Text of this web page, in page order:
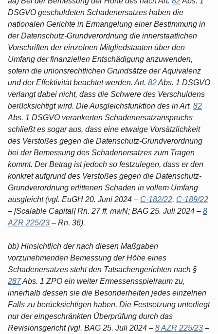
DSGVO geschuldeten Schadenersatzes haben die
nationalen Gerichte in Ermangelung einer Bestimmung in
der Datenschutz-Grundverordnung die innerstaatlichen
Vorschriften der einzelnen Mitgliedstaaten über den
Umfang der finanziellen Entschädigung anzuwenden,
sofern die unionsrechtlichen Grundsätze der Äquivalenz
und der Effektivität beachtet werden. Art. 82Abs. 1 DSGVO
verlangt dabei nicht, dass die Schwere des Verschuldens
berücksichtigt wird. Die Ausgleichsfunktion des in Art. 82
Abs. 1 DSGVO verankerten Schadenersatzanspruchs
schließt es sogar aus, dass eine etwaige Vorsätzlichkeit
des Verstoßes gegen die Datenschutz-Grundverordnung
bei der Bemessung des Schadenersatzes zum Tragen
kommt. Der Betrag ist jedoch so festzulegen, dass er den
konkret aufgrund des Verstoßes gegen die Datenschutz-
Grundverordnung erlittenen Schaden in vollem Umfang
ausgleicht (vgl. EuGH 20. Juni 2024 – C-182/22, C-189/22
– [Scalable Capital] Rn. 27 ff. mwN; BAG 25. Juli 2024 – 8
AZR 225/23 – Rn. 36).
bb) Hinsichtlich der nach diesen Maßgaben
vorzunehmenden Bemessung der Höhe eines
Schadenersatzes steht den Tatsachengerichten nach §
287Abs. 1 ZPO ein weiter Ermessensspielraum zu,
innerhalb dessen sie die Besonderheiten jedes einzelnen
Falls zu berücksichtigen haben. Die Festsetzung unterliegt
nur der eingeschränkten Überprüfung durch das
Revisionsgericht (vgl. BAG 25. Juli 2024 – 8 AZR 225/23 –